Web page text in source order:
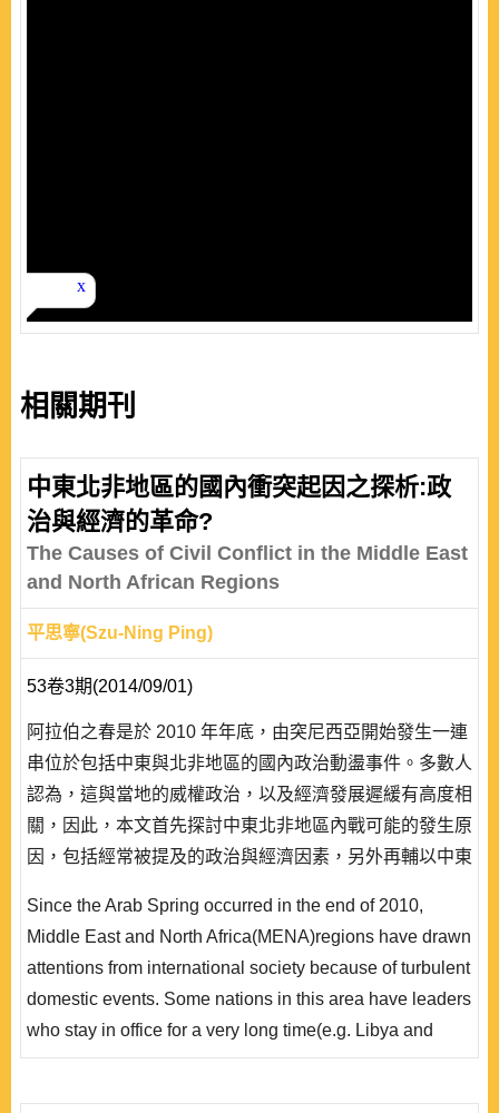
相關期刊
中東北非地區的國內衝突起因之探析:政
治與經濟的革命?
The Causes of Civil Conflict in the Middle East
and North African Regions
平思寧(Szu-Ning Ping)
53卷3期(2014/09/01)
阿拉伯之春是於 2010 年年底，由突尼西亞開始發生一連
串位於包括中東與北非地區的國內政治動盪事件。多數人
認為，這與當地的威權政治，以及經濟發展遲緩有高度相
關，因此，本文首先探討中東北非地區內戰可能的發生原
因，包括經常被提及的政治與經濟因素，另外再輔以中東
然資源，以及造成此次阿拉伯革命的連鎖反應。作者發
現，經濟發展非常顯著地影響著內部衝突發生的機率，包
括良好的發展以及開放的貿易政策，而民主與衝突則顯示
Since the Arab Spring occurred in the end of 2010,
Middle East and North Africa(MENA)regions have drawn
attentions from international society because of turbulent
domestic events. Some nations in this area have leaders
who stay in office for a very long time(e.g. Libya and
Egypt), and some nations suffer from slow economic